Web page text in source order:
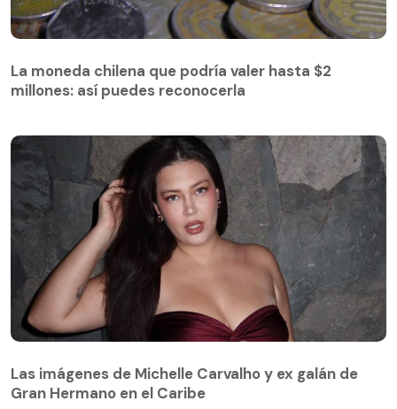
La moneda chilena que podría valer hasta $2
millones: así puedes reconocerla
Las imágenes de Michelle Carvalho y ex galán de
Gran Hermano en el Caribe